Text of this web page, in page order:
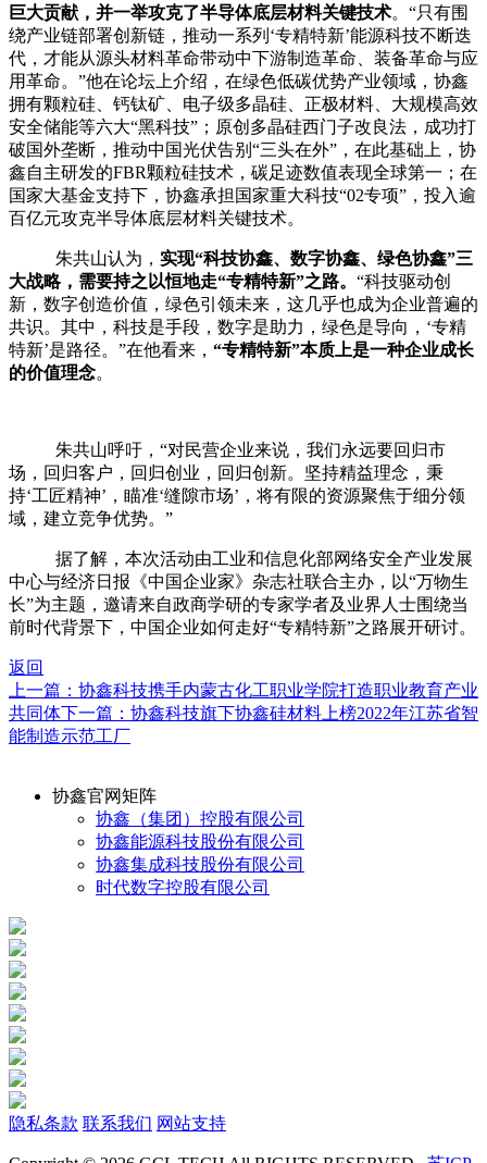
巨大贡献，并一举攻克了半导体底层材料关键技术。“只有围
绕产业链部署创新链，推动一系列‘专精特新’能源科技不断迭
代，才能从源头材料革命带动中下游制造革命、装备革命与应
用革命。”他在论坛上介绍，在绿色低碳优势产业领域，协鑫
拥有颗粒硅、钙钛矿、电子级多晶硅、正极材料、大规模高效
安全储能等六大“黑科技”；原创多晶硅西门子改良法，成功打
破国外垄断，推动中国光伏告别“三头在外”，在此基础上，协
鑫自主研发的FBR颗粒硅技术，碳足迹数值表现全球第一；在
国家大基金支持下，协鑫承担国家重大科技“02专项” ，投入逾
百亿元攻克半导体底层材料关键技术。
朱共山认为， 实现“科技协鑫、数字协鑫、绿色协鑫”三
大战略，需要持之以恒地走“专精特新”之路。 “科技驱动创
新，数字创造价值，绿色引领未来，这几乎也成为企业普遍的
共识。其中，科技是手段，数字是助力，绿色是导向，‘专精
特新’是路径。”在他看来， “专精特新”本质上是一种企业成长
的价值理念。
朱共山呼吁，“对民营企业来说，我们永远要回归市
场，回归客户，回归创业，回归创新。坚持精益理念，秉
持‘工匠精神’，瞄准‘缝隙市场’，将有限的资源聚焦于细分领
域，建立竞争优势。”
据了解，本次活动由工业和信息化部网络安全产业发展
中心与经济日报《中国企业家》杂志社联合主办，以“万物生
长”为主题，邀请来自政商学研的专家学者及业界人士围绕当
前时代背景下，中国企业如何走好“专精特新”之路展开研讨。
返回
上一篇：协鑫科技携手内蒙古化工职业学院打造职业教育产业
共同体下一篇：协鑫科技旗下协鑫硅材料上榜2022年江苏省智
能制造示范工厂
协鑫官网矩阵
协鑫（集团）控股有限公司
协鑫能源科技股份有限公司
协鑫集成科技股份有限公司
时代数字控股有限公司
隐私条款 联系我们 网站支持